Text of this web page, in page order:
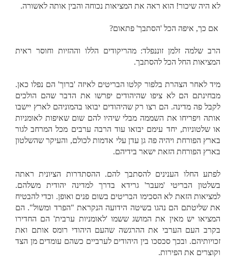
לא היה שיכור! הוא ראה את המציאות נכוחה והבין אותה לאשורה.
אם כך, איפה הכל 'הסתבך' פתאום?
הרב שלמה זלמן זוננפלד: מהריקודים הללו וההזיות וחוסר ראית
המציאות החל הכל להסתבך.
מיד לאחר הצהרת בלפור קלטו הבריטים לאיזה 'ברוך' הם נפלו כאן.
מבחינתם הם לא ציפו שהיהודים יפרשו את הדבר שהם הולכים
לקבל פה מדינה. הם רצו רק שהיהודים יבואו בהמוניהם לארץ יישבו
אותה ויפריחו את השממה מבלי שיהיו להם שום שאיפות לאומניות
או שלטוניות, יחד עימם יבואו עוד הרבה ערבים מכל המרחב לגור
בארץ הפורחת ויהיה פה גן עדן עלי אדמות לכולם, והעיקר שהשלטון
בארץ הפורחת הזאת ישאר בידיהם.
לפתע החלו הענינים להסתבך להם. ההסתדרות הציונית ראתה
בשלטון הבריטי 'מעבר' גרידא בדרך למדינה יהודית משלהם.
למציאות הזאת לא הסכימו הבריטים בשום פנים ואופן. וכדי להבטיח
את שליטתם הם נהגו בשיטה הידועה הנקראת "הפרד ומשול". הם
המציאו יש מאין את המושג ששמו 'לאומניות ערבית' הם החדירו
בקרב העם הערבי את ההרגשה שהעם היהודי רומס אותם ואת
זכויותיהם. ובכך סכסכו בין היהודים לערביים כשהם עומדים מן הצד
וקוצרים את הפירות.